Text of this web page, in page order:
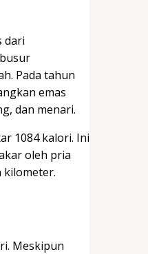
dari
Pada tahun
emas
dan menari.
1084 kalori. Ini
oleh pria
kilometer.
Meskipun